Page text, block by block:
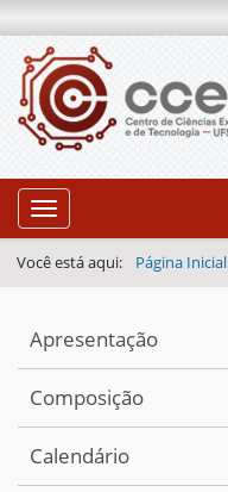
Toggle navigation
Você está aqui: Página Inicial
Apresentação
Composição
Calendário